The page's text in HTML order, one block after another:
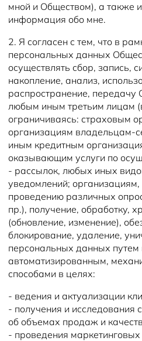
мной и Обществом), а также
информация обо мне.
2. Я согласен с тем, что в
персональных данных
осуществлять сбор, запись,
накопление, анализ,
распространение, передачу
любым иным третьим лицам
ограничиваясь: страховым
организациям владельцам-
иным кредитным
оказывающим услуги по
- рассылок, любых иных
уведомлений;
проведению различных
пр.), получение, обработку,
(обновление, изменение),
блокирование, удаление,
персональных данных
автоматизированным,
способами в целях:
- ведения и актуализации
- получения и исследования
об объемах продаж и
- проведения